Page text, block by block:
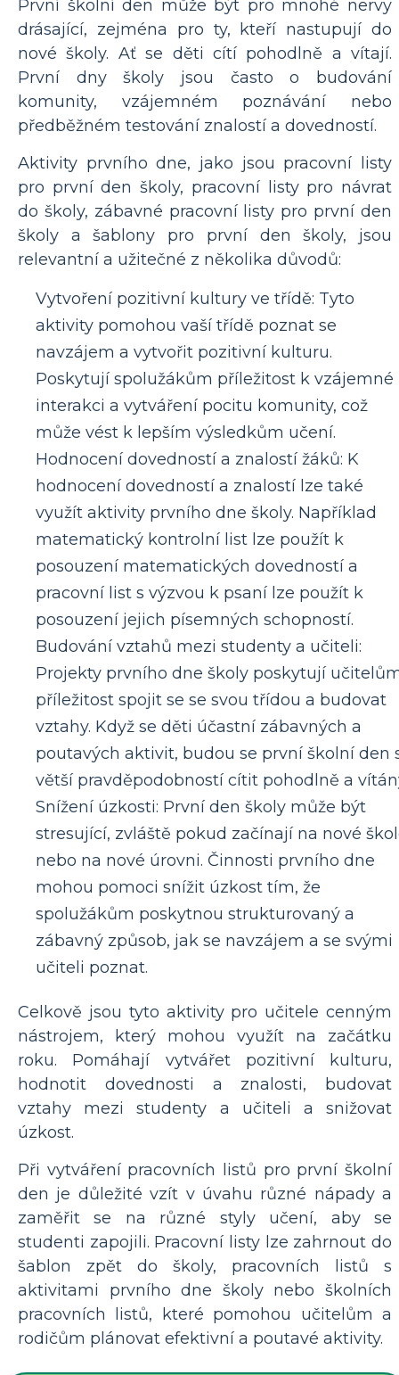
První školní den může být pro mnohé nervy
drásající, zejména pro ty, kteří nastupují do
nové školy. Ať se děti cítí pohodlně a vítají.
První dny školy jsou často o budování
komunity, vzájemném poznávání nebo
předběžném testování znalostí a dovedností.
Aktivity prvního dne, jako jsou pracovní listy
pro první den školy, pracovní listy pro návrat
do školy, zábavné pracovní listy pro první den
školy a šablony pro první den školy, jsou
relevantní a užitečné z několika důvodů:
Vytvoření pozitivní kultury ve třídě: Tyto
aktivity pomohou vaší třídě poznat se
navzájem a vytvořit pozitivní kulturu.
Poskytují spolužákům příležitost k vzájemné
interakci a vytváření pocitu komunity, což
může vést k lepším výsledkům učení.
Hodnocení dovedností a znalostí žáků: K
hodnocení dovedností a znalostí lze také
využít aktivity prvního dne školy. Například
matematický kontrolní list lze použít k
posouzení matematických dovedností a
pracovní list s výzvou k psaní lze použít k
posouzení jejich písemných schopností.
Budování vztahů mezi studenty a učiteli:
Projekty prvního dne školy poskytují
příležitost spojit se se svou třídou a budovat
vztahy. Když se děti účastní zábavných a
poutavých aktivit, budou se první školní den
větší pravděpodobností cítit pohodlně a
Snížení úzkosti: První den školy může být
stresující, zvláště pokud začínají na nové
nebo na nové úrovni. Činnosti prvního dne
mohou pomoci snížit úzkost tím, že
spolužákům poskytnou strukturovaný a
zábavný způsob, jak se navzájem a se svými
učiteli poznat.
Celkově jsou tyto aktivity pro učitele cenným
nástrojem, který mohou využít na začátku
roku. Pomáhají vytvářet pozitivní kulturu,
hodnotit dovednosti a znalosti, budovat
vztahy mezi studenty a učiteli a snižovat
úzkost.
Při vytváření pracovních listů pro první školní
den je důležité vzít v úvahu různé nápady a
zaměřit se na různé styly učení, aby se
studenti zapojili. Pracovní listy lze zahrnout do
šablon zpět do školy, pracovních listů s
aktivitami prvního dne školy nebo školních
pracovních listů, které pomohou učitelům a
rodičům plánovat efektivní a poutavé aktivity.